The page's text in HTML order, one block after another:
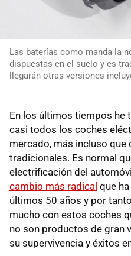
Las baterías como manda la
dispuestas en el suelo y es
llegarán otras versiones
En los últimos tiempos he
casi todos los coches
mercado, más incluso que
tradicionales. Es normal
electrificación del
cambio más radical que
últimos 50 años y por
mucho con estos coches
no son productos de gran
su supervivencia y éxitos